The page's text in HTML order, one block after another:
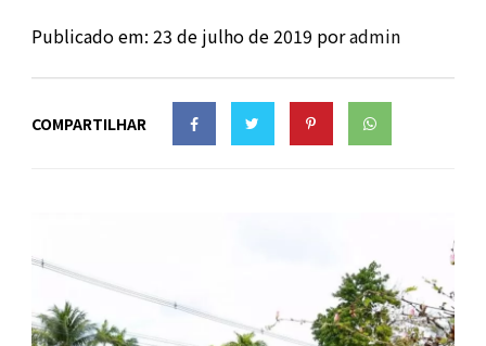
Publicado em: 23 de julho de 2019 poradmin
COMPARTILHAR